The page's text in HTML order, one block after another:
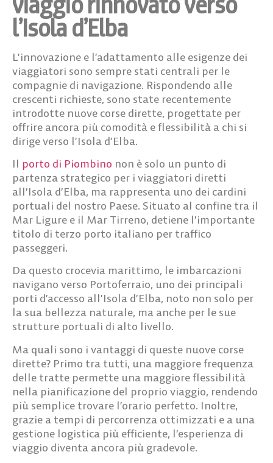
l’Isola d’Elba
L’innovazione e l’adattamento alle esigenze dei
viaggiatori sono sempre stati centrali per le
compagnie di navigazione. Rispondendo alle
crescenti richieste, sono state recentemente
introdotte nuove corse dirette, progettate per
offrire ancora più comodità e flessibilità a chi si
dirige verso l’Isola d’Elba.
Il porto di Piombino non è solo un punto di
partenza strategico per i viaggiatori diretti
all’Isola d’Elba, ma rappresenta uno dei cardini
portuali del nostro Paese. Situato al confine tra il
Mar Ligure e il Mar Tirreno, detiene l’importante
titolo di terzo porto italiano per traffico
passeggeri.
Da questo crocevia marittimo, le imbarcazioni
navigano verso Portoferraio, uno dei principali
porti d’accesso all’Isola d’Elba, noto non solo per
la sua bellezza naturale, ma anche per le sue
strutture portuali di alto livello.
Ma quali sono i vantaggi di queste nuove corse
dirette? Primo tra tutti, una maggiore frequenza
delle tratte permette una maggiore flessibilità
nella pianificazione del proprio viaggio, rendendo
più semplice trovare l’orario perfetto. Inoltre,
grazie a tempi di percorrenza ottimizzati e a una
gestione logistica più efficiente, l’esperienza di
viaggio diventa ancora più gradevole.